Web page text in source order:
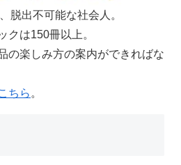
脱出不可能な社会人。
クは150冊以上。
の楽しみ方の案内ができればな
ちら 。